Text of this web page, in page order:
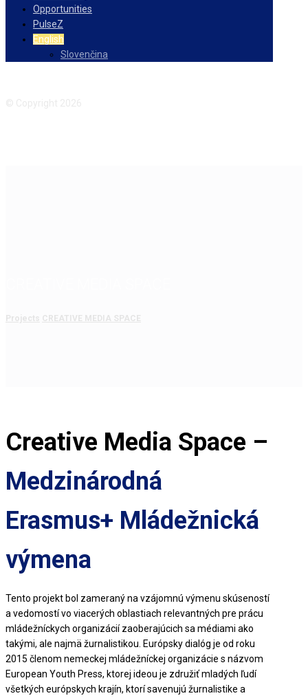
Opportunities
PulseZ
English
Slovenčina
Projects CREATIVE MEDIA SPACE
Creative Media Space –
Medzinárodná
Erasmus+ Mládežnická
výmena
Tento projekt bol zameraný na vzájomnú výmenu skúseností
a vedomostí vo viacerých oblastiach relevantných pre prácu
mládežníckych organizácií zaoberajúcich sa médiami ako
takými, ale najmä žurnalistikou. Európsky dialóg je od roku
2015 členom nemeckej mládežníckej organizácie s názvom
European Youth Press, ktorej ideou je združiť mladých ľudí
všetkých európskych krajín, ktorí savenujú žurnalistike a